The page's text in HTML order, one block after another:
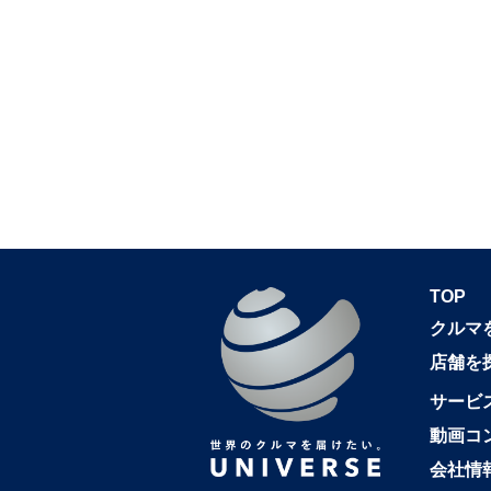
TOP
クルマ
店舗を
サービ
動画コ
会社情